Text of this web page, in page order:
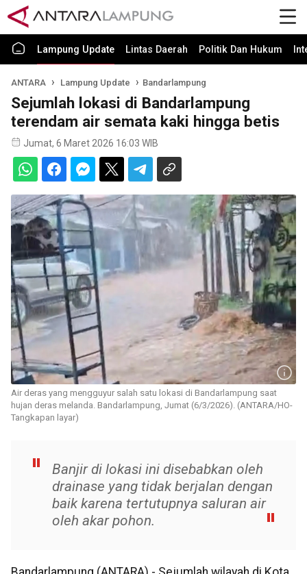
Lampung Update Lintas Daerah Politik Dan Hukum
ANTARA Lampung Update Bandarlampung
Sejumlah lokasi di Bandarlampung
terendam air semata kaki hingga betis
Jumat, 6 Maret 2026 16:03 WIB
Air deras yang mengguyur salah satu lokasi di Bandarlampung saat
hujan deras melanda. Bandarlampung, Jumat (6/3/2026). (ANTARA/HO-
Tangkapan layar)
Banjir di lokasi ini disebabkan oleh
drainase yang tidak berjalan dengan
baik karena tertutupnya saluran air
oleh akar pohon.